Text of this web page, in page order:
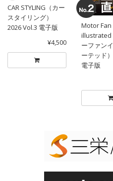
CAR STYLING（カー
スタイリング）
2026 Vol.3 電子版
¥4,500
Motor Fan
illustrated
ーファン
ーテッド
電子版